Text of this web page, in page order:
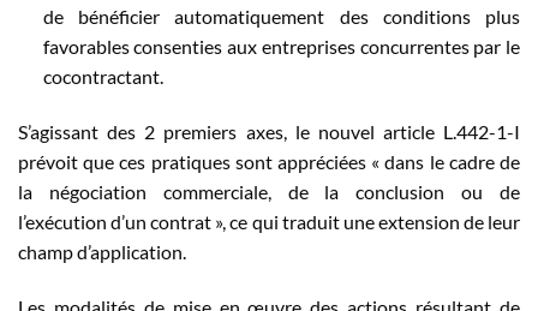
de bénéficier automatiquement des conditions plus
favorables consenties aux entreprises concurrentes par le
cocontractant.
S’agissant des 2 premiers axes, le nouvel article L.442-1-I
prévoit que ces pratiques sont appréciées « dans le cadre de
la négociation commerciale, de la conclusion ou de
l’exécution d’un contrat », ce qui traduit une extension de leur
champ d’application.